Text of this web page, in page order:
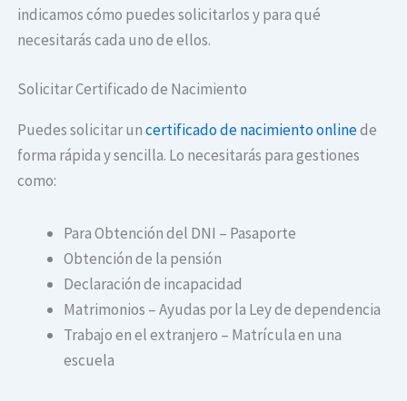
indicamos cómo puedes solicitarlos y para qué
necesitarás cada uno de ellos.
Solicitar Certificado de Nacimiento
Puedes solicitar uncertificado de nacimiento onlinede
forma rápida y sencilla. Lo necesitarás para gestiones
como:
Para Obtención del DNI – Pasaporte
Obtención de la pensión
Declaración de incapacidad
Matrimonios – Ayudas por la Ley de dependencia
Trabajo en el extranjero – Matrícula en una
escuela